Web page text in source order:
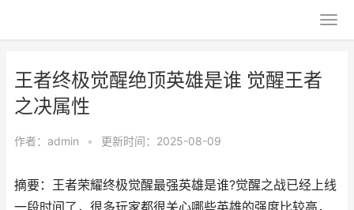
王者终极觉醒绝顶英雄是谁 觉醒王者
之决属性
作者： admin • 更新时间：2025-08-09
摘要：王者荣耀终极觉醒最强英雄是谁?觉醒之战已经上线